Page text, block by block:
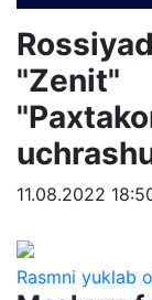
"Zenit"
11.08.2022
Rasmni yuklab